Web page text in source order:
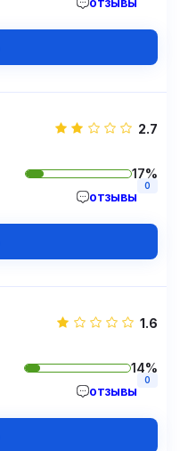
2.7
17%
отзывы
0
1.6
14%
отзывы
0